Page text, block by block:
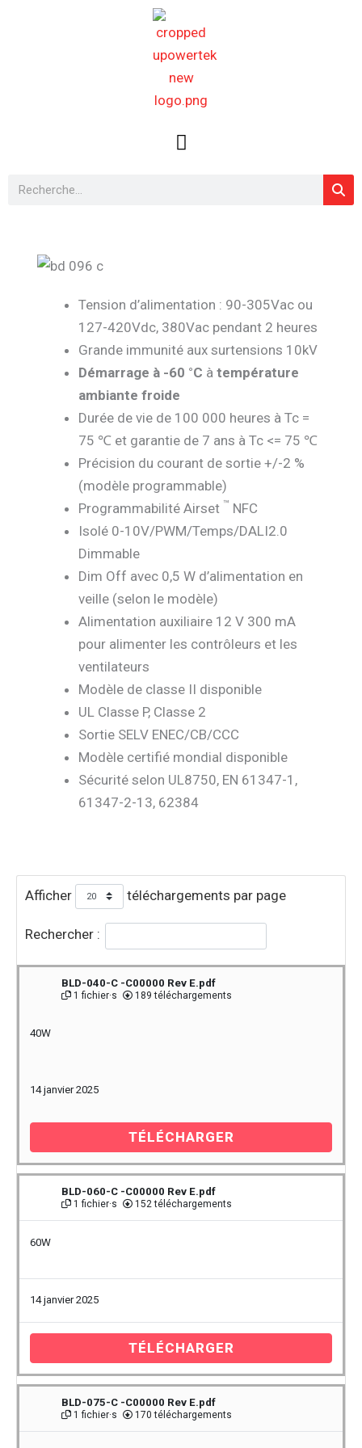
Rechercher
Tension d’alimentation : 90-305Vac ou
127-420Vdc, 380Vac pendant 2 heures
Grande immunité aux surtensions 10kV
Démarrage à -60 °C à température
ambiante froide
Durée de vie de 100 000 heures à Tc =
75 ℃ et garantie de 7 ans à Tc <= 75 ℃
Précision du courant de sortie +/-2 %
(modèle programmable)
Programmabilité Airset ™ NFC
Isolé 0-10V/PWM/Temps/DALI2.0
Dimmable
Dim Off avec 0,5 W d’alimentation en
veille (selon le modèle)
Alimentation auxiliaire 12 V 300 mA
pour alimenter les contrôleurs et les
ventilateurs
Modèle de classe II disponible
UL Classe P, Classe 2
Sortie SELV ENEC/CB/CCC
Modèle certifié mondial disponible
Sécurité selon UL8750, EN 61347-1,
61347-2-13, 62384
Afficher téléchargements par page
Rechercher :
BLD-040-C -C00000 Rev E.pdf
1 fichier·s 189 téléchargements
40W
14 janvier 2025
TÉLÉCHARGER
BLD-060-C -C00000 Rev E.pdf
1 fichier·s 152 téléchargements
60W
14 janvier 2025
TÉLÉCHARGER
BLD-075-C -C00000 Rev E.pdf
1 fichier·s 170 téléchargements